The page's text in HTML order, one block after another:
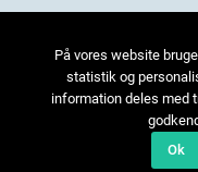
På vores website
statistik og
information deles med
Ok